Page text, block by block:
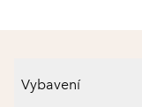
Vybavení